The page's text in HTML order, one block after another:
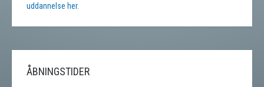
uddannelse her.
ÅBNINGSTIDER